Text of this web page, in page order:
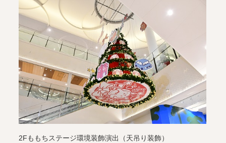
2Fももちステージ環境装飾演出（天吊り装飾）